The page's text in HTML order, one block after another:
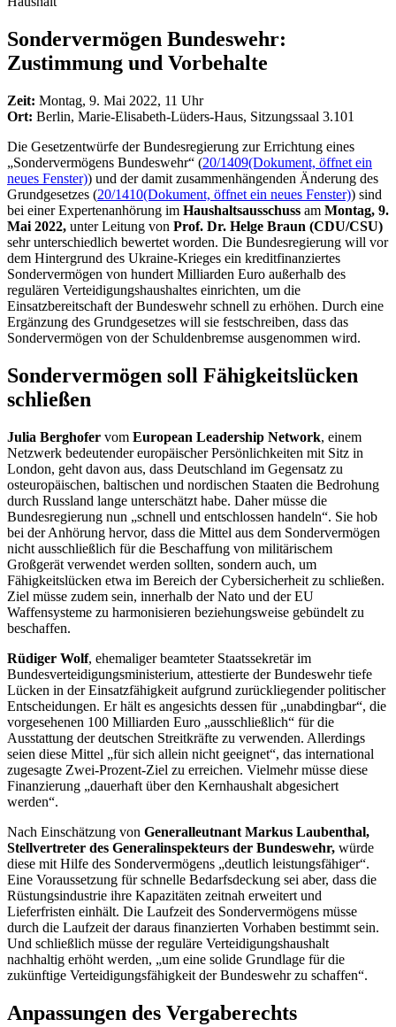
Sondervermögen Bundes­wehr:
Zustimmung und Vorbehalte
Zeit: Montag, 9. Mai 2022, 11 Uhr
Ort: Berlin, Marie-Elisabeth-Lüders-Haus, Sitzungssaal 3.101
Die Gesetzentwürfe der Bundesregierung zur Errichtung eines
„Sondervermögens Bundeswehr“ (20/1409(Dokument, öffnet ein
neues Fenster)) und der damit zusammenhängenden Änderung des
Grundgesetzes (20/1410(Dokument, öffnet ein neues Fenster)) sind
bei einer Expertenanhörung im Haushaltsausschuss am Montag, 9.
Mai 2022, unter Leitung von Prof. Dr. Helge Braun (CDU/CSU)
sehr unterschiedlich bewertet worden. Die Bundesregierung will vor
dem Hintergrund des Ukraine-Krieges ein kreditfinanziertes
Sondervermögen von hundert Milliarden Euro außerhalb des
regulären Verteidigungshaushaltes einrichten, um die
Einsatzbereitschaft der Bundeswehr schnell zu erhöhen. Durch eine
Ergänzung des Grundgesetzes will sie festschreiben, dass das
Sondervermögen von der Schuldenbremse ausgenommen wird.
Sondervermögen soll Fähigkeitslücken
schließen
Julia Berghofer vom European Leadership Network, einem
Netzwerk bedeutender europäischer Persönlichkeiten mit Sitz in
London, geht davon aus, dass Deutschland im Gegensatz zu
osteuropäischen, baltischen und nordischen Staaten die Bedrohung
durch Russland lange unterschätzt habe. Daher müsse die
Bundesregierung nun „schnell und entschlossen handeln“. Sie hob
bei der Anhörung hervor, dass die Mittel aus dem Sondervermögen
nicht ausschließlich für die Beschaffung von militärischem
Großgerät verwendet werden sollten, sondern auch, um
Fähigkeitslücken etwa im Bereich der Cybersicherheit zu schließen.
Ziel müsse zudem sein, innerhalb der Nato und der EU
Waffensysteme zu harmonisieren beziehungsweise gebündelt zu
beschaffen.
Rüdiger Wolf, ehemaliger beamteter Staatssekretär im
Bundesverteidigungsministerium, attestierte der Bundeswehr tiefe
Lücken in der Einsatzfähigkeit aufgrund zurückliegender politischer
Entscheidungen. Er hält es angesichts dessen für „unabdingbar“, die
vorgesehenen 100 Milliarden Euro „ausschließlich“ für die
Ausstattung der deutschen Streitkräfte zu verwenden. Allerdings
seien diese Mittel „für sich allein nicht geeignet“, das international
zugesagte Zwei-Prozent-Ziel zu erreichen. Vielmehr müsse diese
Finanzierung „dauerhaft über den Kernhaushalt abgesichert
werden“.
Nach Einschätzung von Generalleutnant Markus Laubenthal,
Stellvertreter des Generalinspekteurs der Bundeswehr, würde
diese mit Hilfe des Sondervermögens „deutlich leistungsfähiger“.
Eine Voraussetzung für schnelle Bedarfsdeckung sei aber, dass die
Rüstungsindustrie ihre Kapazitäten zeitnah erweitert und
Lieferfristen einhält. Die Laufzeit des Sondervermögens müsse
durch die Laufzeit der daraus finanzierten Vorhaben bestimmt sein.
Und schließlich müsse der reguläre Verteidigungshaushalt
nachhaltig erhöht werden, „um eine solide Grundlage für die
zukünftige Verteidigungsfähigkeit der Bundeswehr zu schaffen“.
Anpassungen des Vergaberechts